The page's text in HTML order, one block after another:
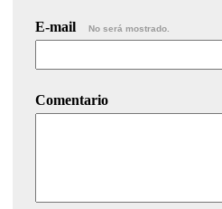
E-mail No será mostrado.
Comentario